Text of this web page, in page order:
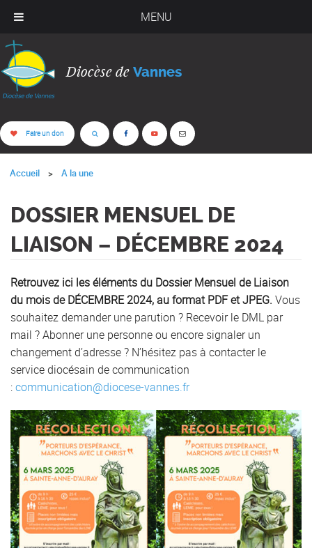
MENU
Diocèse de Vannes
Faire un don
Accueil A la une
DOSSIER MENSUEL DE
LIAISON – DÉCEMBRE 2024
Retrouvez ici les éléments du Dossier Mensuel de Liaison
du mois de DÉCEMBRE 2024, au format PDF et JPEG. Vous
souhaitez demander une parution ? Recevoir le DML par
mail ? Abonner une personne ou encore signaler un
changement d’adresse ? N’hésitez pas à contacter le
service diocésain de communication
:communication@diocese-vannes.fr